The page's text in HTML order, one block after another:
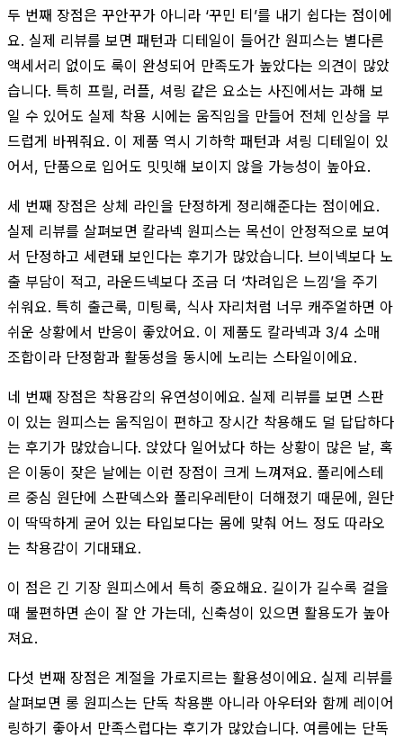
두 번째 장점은 꾸안꾸가 아니라 ‘꾸민 티’를 내기 쉽다는 점이에
요. 실제 리뷰를 보면 패턴과 디테일이 들어간 원피스는 별다른
액세서리 없이도 룩이 완성되어 만족도가 높았다는 의견이 많았
습니다. 특히 프릴, 러플, 셔링 같은 요소는 사진에서는 과해 보
일 수 있어도 실제 착용 시에는 움직임을 만들어 전체 인상을 부
드럽게 바꿔줘요. 이 제품 역시 기하학 패턴과 셔링 디테일이 있
어서, 단품으로 입어도 밋밋해 보이지 않을 가능성이 높아요.
세 번째 장점은 상체 라인을 단정하게 정리해준다는 점이에요.
실제 리뷰를 살펴보면 칼라넥 원피스는 목선이 안정적으로 보여
서 단정하고 세련돼 보인다는 후기가 많았습니다. 브이넥보다 노
출 부담이 적고, 라운드넥보다 조금 더 ‘차려입은 느낌’을 주기
쉬워요. 특히 출근룩, 미팅룩, 식사 자리처럼 너무 캐주얼하면 아
쉬운 상황에서 반응이 좋았어요. 이 제품도 칼라넥과 3/4 소매
조합이라 단정함과 활동성을 동시에 노리는 스타일이에요.
네 번째 장점은 착용감의 유연성이에요. 실제 리뷰를 보면 스판
이 있는 원피스는 움직임이 편하고 장시간 착용해도 덜 답답하다
는 후기가 많았습니다. 앉았다 일어났다 하는 상황이 많은 날, 혹
은 이동이 잦은 날에는 이런 장점이 크게 느껴져요. 폴리에스테
르 중심 원단에 스판덱스와 폴리우레탄이 더해졌기 때문에, 원단
이 딱딱하게 굳어 있는 타입보다는 몸에 맞춰 어느 정도 따라오
는 착용감이 기대돼요.
이 점은 긴 기장 원피스에서 특히 중요해요. 길이가 길수록 걸을
때 불편하면 손이 잘 안 가는데, 신축성이 있으면 활용도가 높아
져요.
다섯 번째 장점은 계절을 가로지르는 활용성이에요. 실제 리뷰를
살펴보면 롱 원피스는 단독 착용뿐 아니라 아우터와 함께 레이어
링하기 좋아서 만족스럽다는 후기가 많았습니다. 여름에는 단독